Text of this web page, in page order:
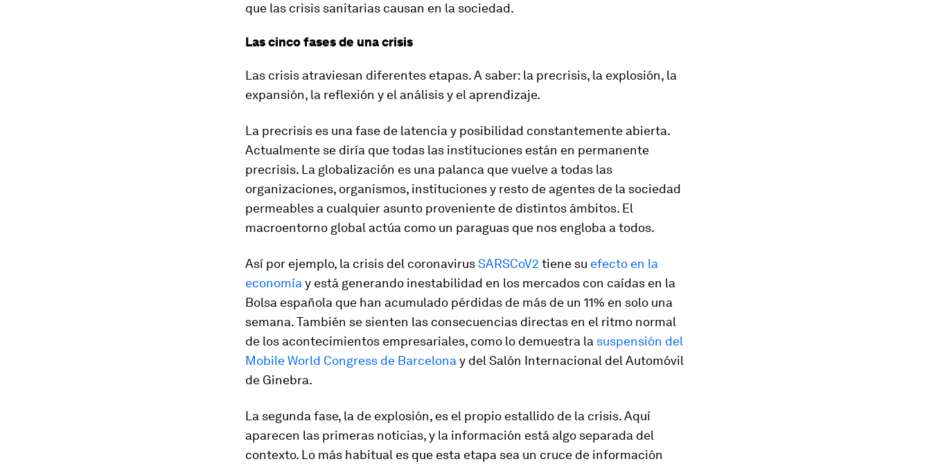
que las crisis sanitarias causan en la sociedad.
Las cinco fases de una crisis
Las crisis atraviesan diferentes etapas. A saber: la precrisis, la explosión, la
expansión, la reflexión y el análisis y el aprendizaje.
La precrisis es una fase de latencia y posibilidad constantemente abierta.
Actualmente se diría que todas las instituciones están en permanente
precrisis. La globalización es una palanca que vuelve a todas las
organizaciones, organismos, instituciones y resto de agentes de la sociedad
permeables a cualquier asunto proveniente de distintos ámbitos. El
macroentorno global actúa como un paraguas que nos engloba a todos.
Así por ejemplo, la crisis del coronavirusSARSCoV2 tiene su efecto en la
economía y está generando inestabilidad en los mercados con caídas en la
Bolsa española que han acumulado pérdidas de más de un 11% en solo una
semana. También se sienten las consecuencias directas en el ritmo normal
de los acontecimientos empresariales, como lo demuestra la suspensión del
Mobile World Congress de Barcelona y del Salón Internacional del Automóvil
de Ginebra.
La segunda fase, la de explosión, es el propio estallido de la crisis. Aquí
aparecen las primeras noticias, y la información está algo separada del
contexto. Lo más habitual es que esta etapa sea un cruce de información